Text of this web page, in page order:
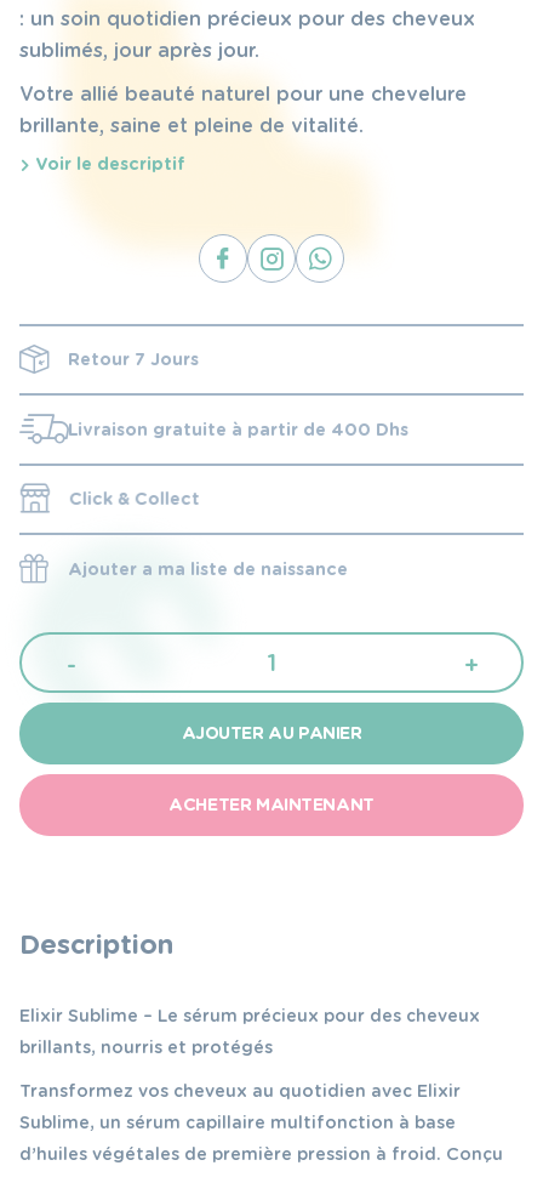
: un soin quotidien précieux pour des cheveux
sublimés, jour après jour.
Votre allié beauté naturel pour une chevelure
brillante, saine et pleine de vitalité.
Voir le descriptif
Retour 7 Jours
Livraison gratuite à partir de 400 Dhs
Click & Collect
Ajouter a ma liste de naissance
-
quantité
de
Noha
serum
elixir
sublime
et
+
AJOUTER AU PANIER
ACHETER MAINTENANT
Description
Elixir Sublime – Le sérum précieux pour des cheveux
brillants, nourris et protégés
Transformez vos cheveux au quotidien avec Elixir
Sublime, un sérum capillaire multifonction à base
d’huiles végétales de première pression à froid. Conçu